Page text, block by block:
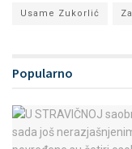
Usame Zukorlić
Popularno